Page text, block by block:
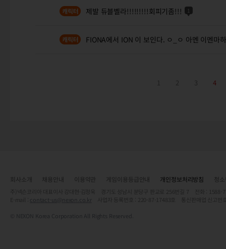
제발 듀블벨라!!!!!!!!!회피기좀!!! 1
FIONA에서 ION 이 보인다. ㅇ_ㅇ 아멘 이멘마하
1 2 3 4
개인정보처리방침
contact-us@nexon.co.kr
© NEXON Korea Corporation All Rights Reserved.